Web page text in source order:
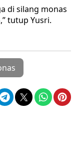
di silang monas
tutup Yusri.